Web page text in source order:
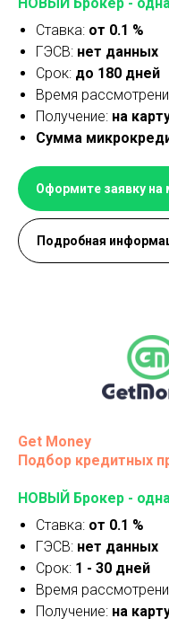
Ставка: от 0.1 %
ГЭСВ: нет данных
Срок: до 180 дней
Время
Получение: на
Сумма
Оформите заявку на
Подробная
Get Money
Подбор кредитных
НОВЫЙ Брокер -
Ставка: от 0.1 %
ГЭСВ: нет данных
Срок: 1 - 30 дней
Время
Получение: на